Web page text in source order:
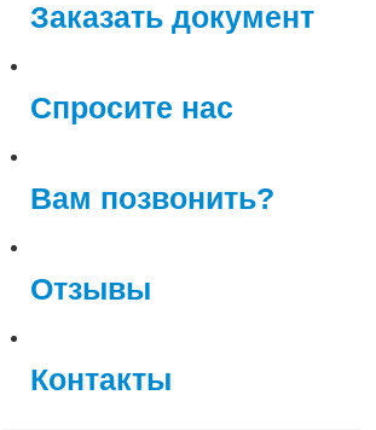
Заказать документ
Спросите нас
Вам позвонить?
Отзывы
Контакты